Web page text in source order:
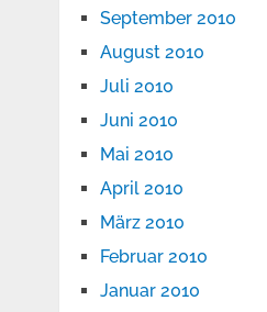
September 2010
August 2010
Juli 2010
Juni 2010
Mai 2010
April 2010
März 2010
Februar 2010
Januar 2010